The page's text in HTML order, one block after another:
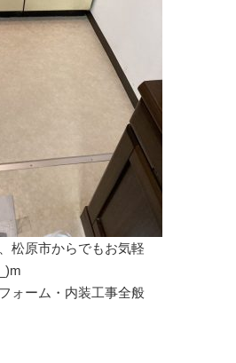
松原市からでもお気軽
_)m
ォーム・内装工事全般